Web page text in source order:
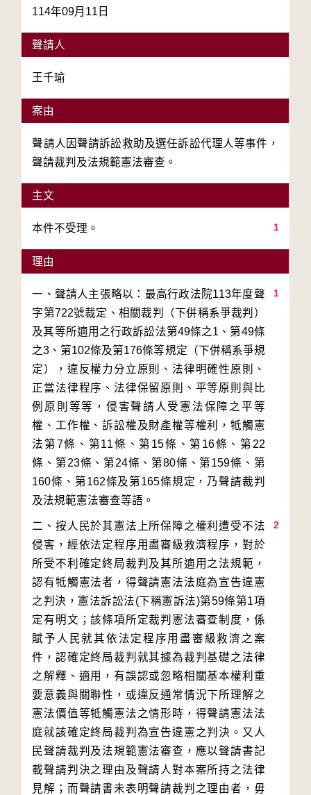
114年09月11日
聲請人
王千瑜
案由
聲請人因聲請訴訟救助及選任訴訟代理人等事件，
聲請裁判及法規範憲法審查。
主文
1
本件不受理。
理由
1
一、聲請人主張略以：最高行政法院113年度聲
字第722號裁定、相關裁判（下併稱系爭裁判）
及其等所適用之行政訴訟法第49條之1、第49條
之3、第102條及第176條等規定（下併稱系爭規
定），違反權力分立原則、法律明確性原則、
正當法律程序、法律保留原則、平等原則與比
例原則等等，侵害聲請人受憲法保障之平等
權、工作權、訴訟權及財產權等權利，牴觸憲
法第7條、第11條、第15條、第16條、第22
條、第23條、第24條、第80條、第159條、第
160條、第162條及第165條規定，乃聲請裁判
2
二、按人民於其憲法上所保障之權利遭受不法
侵害，經依法定程序用盡審級救濟程序，對於
所受不利確定終局裁判及其所適用之法規範，
認有牴觸憲法者，得聲請憲法法庭為宣告違憲
之判決，憲法訴訟法(下稱憲訴法)第59條第1項
定有明文；該條項所定裁判憲法審查制度，係
賦予人民就其依法定程序用盡審級救濟之案
件，認確定終局裁判就其據為裁判基礎之法律
之解釋、適用，有誤認或忽略相關基本權利重
要意義與關聯性，或違反通常情況下所理解之
憲法價值等牴觸憲法之情形時，得聲請憲法法
庭就該確定終局裁判為宣告違憲之判決。又人
民聲請裁判及法規範憲法審查，應以聲請書記
載聲請判決之理由及聲請人對本案所持之法律
見解；而聲請書未表明聲請裁判之理由者，毋